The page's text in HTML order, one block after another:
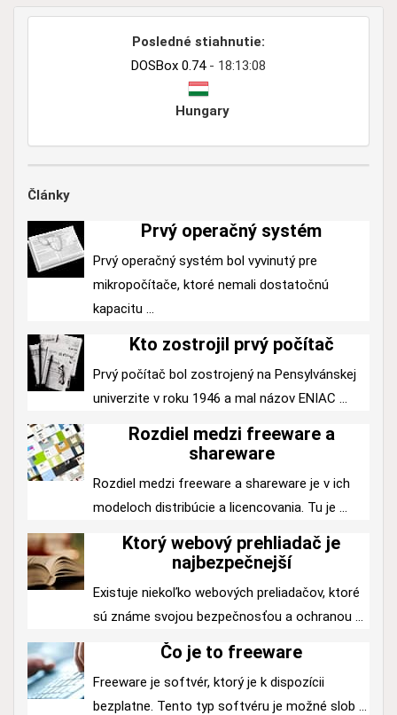
Posledné stiahnutie:
DOSBox 0.74- 18:13:08
Hungary
Články
Prvý operačný systém
Prvý operačný systém bol vyvinutý pre
mikropočítače, ktoré nemali dostatočnú
kapacitu ...
Kto zostrojil prvý počítač
Prvý počítač bol zostrojený na Pensylvánskej
univerzite v roku 1946 a mal názov ENIAC ...
Rozdiel medzi freeware a
shareware
Rozdiel medzi freeware a shareware je v ich
modeloch distribúcie a licencovania. Tu je ...
Ktorý webový prehliadač je
najbezpečnejší
Existuje niekoľko webových preliadačov, ktoré
sú známe svojou bezpečnosťou a ochranou ...
Čo je to freeware
Freeware je softvér, ktorý je k dispozícii
bezplatne. Tento typ softvéru je možné slob ...